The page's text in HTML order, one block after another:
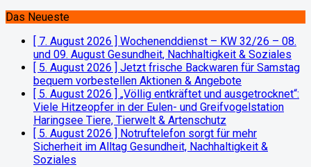
Das Neueste
[ 7. August 2026 ] Wochenenddienst – KW 32/26 – 08.
und 09. August Gesundheit, Nachhaltigkeit & Soziales
[ 5. August 2026 ] Jetzt frische Backwaren für Samstag
bequem vorbestellen Aktionen & Angebote
[ 5. August 2026 ] „Völlig entkräftet und ausgetrocknet“:
Viele Hitzeopfer in der Eulen- und Greifvogelstation
Haringsee Tiere, Tierwelt & Artenschutz
[ 5. August 2026 ] Notruftelefon sorgt für mehr
Sicherheit im Alltag Gesundheit, Nachhaltigkeit &
Soziales